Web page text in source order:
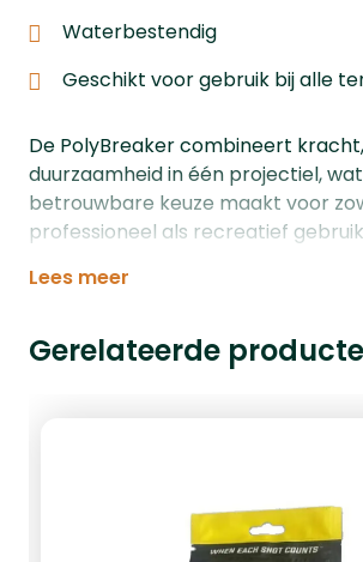
Waterbestendig
Geschikt voor gebruik bij alle
De PolyBreaker combineert
duurzaamheid in één projectiel,
betrouwbare keuze maakt voor
professioneel als recreatief
Lees meer
Gerelateerde